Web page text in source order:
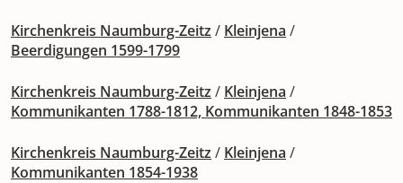
Kirchenkreis Naumburg-Zeitz / Kleinjena /
Beerdigungen 1599-1799
Kirchenkreis Naumburg-Zeitz / Kleinjena /
Kommunikanten 1788-1812, Kommunikanten 1848-1853
Kirchenkreis Naumburg-Zeitz / Kleinjena /
Kommunikanten 1854-1938